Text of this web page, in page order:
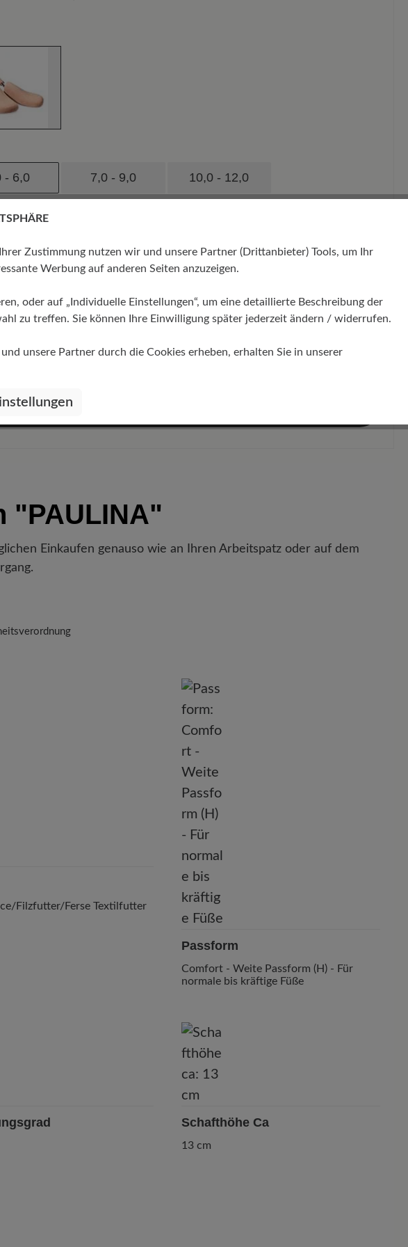
- 6,0 7,0 - 9,0 10,0 - 12,0
Statt: CHF 315.00*(8% gespart)
Preis für das Bundle:CHF 289.80*
"PAULINA"
Einkaufen genauso wie an Ihren Arbeitspatz oder auf dem
Deutschland
Filzfutter/Ferse Textilfutter
Passform
Comfort - Weite Passform (H) - Für
normale bis kräftige Füße
Schafthöhe Ca
13 cm
Zustimmung nutzen wir und unsere Partner (Drittanbieter) Tools, um Ihr
Werbung auf anderen Seiten anzuzeigen.
oder auf „Individuelle Einstellungen“, um eine detaillierte Beschreibung der
zu treffen. Sie können Ihre Einwilligung später jederzeit ändern / widerrufen.
unsere Partner durch die Cookies erheben, erhalten Sie in unserer